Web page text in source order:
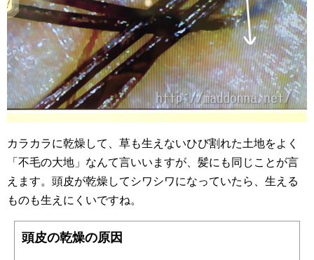
カラカラに乾燥して、草も生えないひび割れた土地をよく
「不毛の大地」なんて言いいますが、髪にも同じことが言
えます。頭皮が乾燥してシワシワになっていたら、生える
ものも生えにくいですね。
頭皮の乾燥の原因